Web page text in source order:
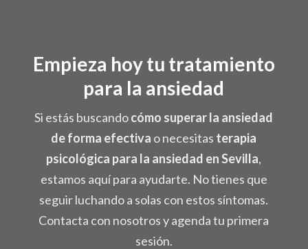
Empieza hoy tu tratamiento
para la ansiedad
Si estás buscandocómo superar la ansiedad
de forma efectiva o necesitas terapia
psicológica para la ansiedad en Sevilla,
estamos aquí para ayudarte. No tienes que
seguir luchando a solas con estos síntomas.
Contacta con nosotros y agenda tu primera
sesión.